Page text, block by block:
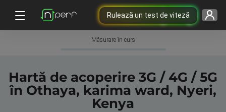
Rulează un test de viteză
Măsurare în curs
Hartă de acoperire 3G / 4G / 5G
în Othaya, karima ward, Nyeri,
Kenya